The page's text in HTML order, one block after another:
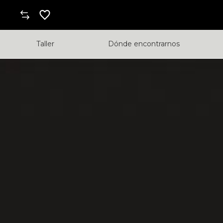
Taller Dónde encontrarnos